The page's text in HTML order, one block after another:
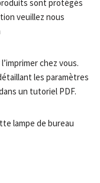
sont protégés
veuillez nous
chez vous.
les paramètres
un tutoriel PDF.
lampe de bureau